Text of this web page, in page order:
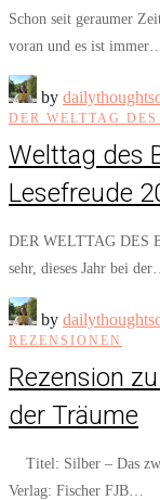
Schon seit geraumer
voran und es ist immer…
by
DER WELTTAG DES
Welttag des
Lesefreude
DER WELTTAG DES
sehr, dieses Jahr bei der…
by
REZENSIONEN
Rezension
der Träume
Titel: Silber – Das
Verlag: Fischer FJB…